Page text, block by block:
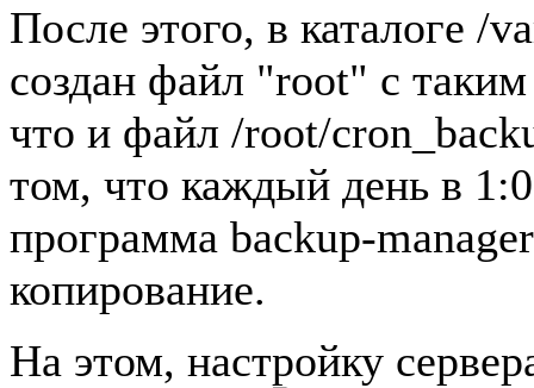
После этого, в каталоге /
создан файл "root" с
что и файл /root/
том, что каждый день в
программа backup-
копирование.
На этом, настройку